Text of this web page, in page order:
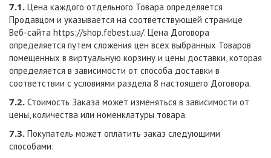
7.1. Цена каждого отдельного Товара определяется
Продавцом и указывается на соответствующей странице
Веб-сайта https://shop.febest.ua/. Цена Договора
определяется путем сложения цен всех выбранных Товаров
помещенных в виртуальную корзину и цены доставки, которая
определяется в зависимости от способа доставки в
соответствии с условиями раздела 8 настоящего Договора.
7.2. Стоимость Заказа может изменяться в зависимости от
цены, количества или номенклатуры товара.
7.3. Покупатель может оплатить заказ следующими
способами: